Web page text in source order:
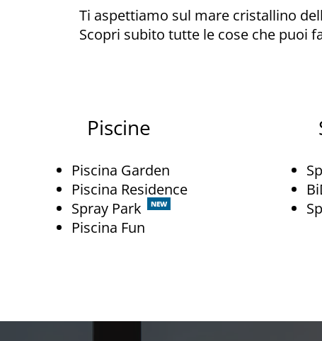
Ti aspettiamo sul mare cristallino
Scopri subito tutte le cose che puoi
Piscine
Piscina Garden
Piscina Residence
Spray Park
NEW
Piscina Fun